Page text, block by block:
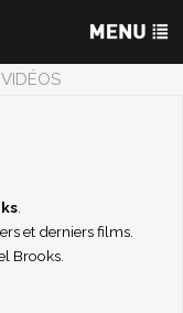
VIDÉOS
et derniers films.
Brooks.